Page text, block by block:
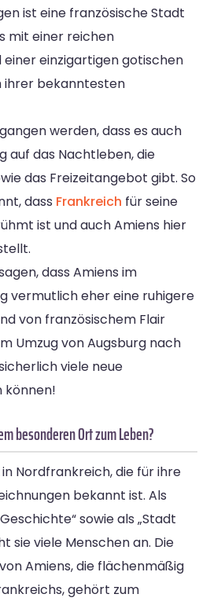
ist eine französische Stadt
mit einer reichen
einzigartigen gotischen
ihrer bekanntesten
werden, dass es auch
auf das Nachtleben, die
das Freizeitangebot gibt. So
dass Frankreich für seine
ist und auch Amiens hier
dass Amiens im
vermutlich eher eine ruhigere
von französischem Flair
Umzug von Augsburg nach
viele neue
können!
besonderen Ort zum Leben?
Nordfrankreich, die für ihre
bekannt ist. Als
sowie als „Stadt
sie viele Menschen an. Die
Amiens, die flächenmäßig
gehört zum